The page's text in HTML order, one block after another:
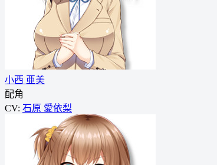
小西 亜美
配角
CV: 石原 愛依梨